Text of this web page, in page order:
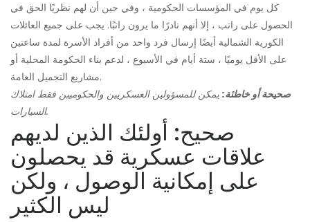
كل يوم في المؤسسات الحكومية ، وفي حين أن لهم نظريًا الحق في
الحصول على راتب ، إلا أنهم نادرًا ما يرون راتبًا. يجب على جميع العائلات
الكورية الشمالية أيضًا إرسال فرد واحد من أفراد الأسرة لمدة ساعتين
على الأقل يوميًا ، ستة أيام في الأسبوع ، لدعم بناء الحكومة المحلية أو
مشاريع التجميل العامة.
صحيحة أو خاطئة: يمكن للمسؤولين العسكريين والحكوميين فقط امتلاك
السيارات.
صحيح: أولئك الذين لديهم
علاقات عسكرية قد يحصلون
على إمكانية الوصول ، ولكن
ليس الكثير